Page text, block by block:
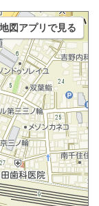
地図アプリで見る